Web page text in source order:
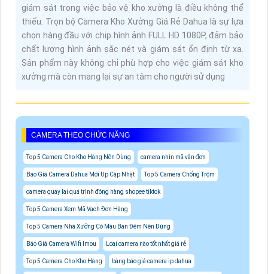
giám sát trong việc bảo vệ kho xưởng là điều không thể
thiếu. Trọn bộ Camera Kho Xưởng Giá Rẻ Dahua là sự lựa
chọn hàng đầu với chip hình ảnh FULL HD 1080P, đảm bảo
chất lượng hình ảnh sắc nét và giám sát ổn định từ xa.
Sản phẩm này không chỉ phù hợp cho việc giám sát kho
xưởng mà còn mang lại sự an tâm cho người sử dụng
CAMERA THEO CHỨC NĂNG
Top 5 Camera Cho Kho Hàng Nên Dùng camera nhìn mã vận đơn
Báo Giá Camera Dahua Mới Up Cập Nhật Top 5 Camera Chống Trộm
camera quay lại quá trình đóng hàng shopee tiktok
Top 5 Camera Xem Mã Vạch Đơn Hàng
Top 5 Camera Nhà Xưởng Có Màu Ban Đêm Nên Dùng
Báo Giá Camera Wifi Imou Loại camera nào tốt nhất giá rẻ
Top 5 Camera Cho Kho Hàng bảng báo giá camera ip dahua